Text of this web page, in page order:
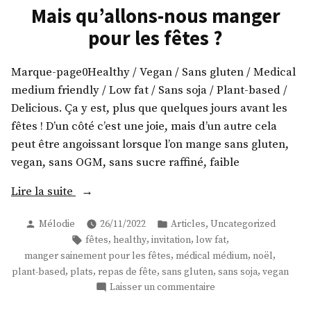
Code
promo
Mais qu’allons-nous manger
pour les fêtes ?
Marque-page0Healthy / Vegan / Sans gluten / Medical
medium friendly / Low fat / Sans soja / Plant-based /
Delicious. Ça y est, plus que quelques jours avant les
fêtes ! D’un côté c’est une joie, mais d’un autre cela
peut être angoissant lorsque l’on mange sans gluten,
vegan, sans OGM, sans sucre raffiné, faible
Lire la suite « Mais
nous
manger
pour
Publié
Mélodie 26/11/2022
Publié
dans
Articles, Uncategorized
Étiquettes :
fêtes, healthy, invitation, low fat,
manger sainement pour les fêtes, médical médium, noël,
plant-based, plats, repas de fête, sans gluten, sans soja, vegan
Laisser un commentaire